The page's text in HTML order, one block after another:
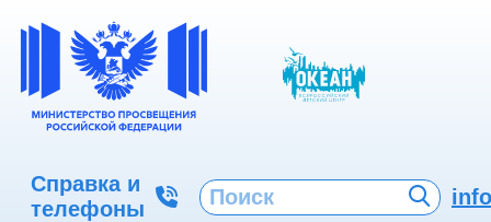
Справка и
телефоны